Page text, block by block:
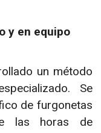
y en equipo
un método
Se
de furgonetas
las horas de